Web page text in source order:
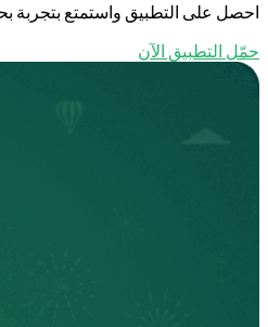
احصل على التطبيق واستمتع بتجربة
حمّل التطبيق الآن